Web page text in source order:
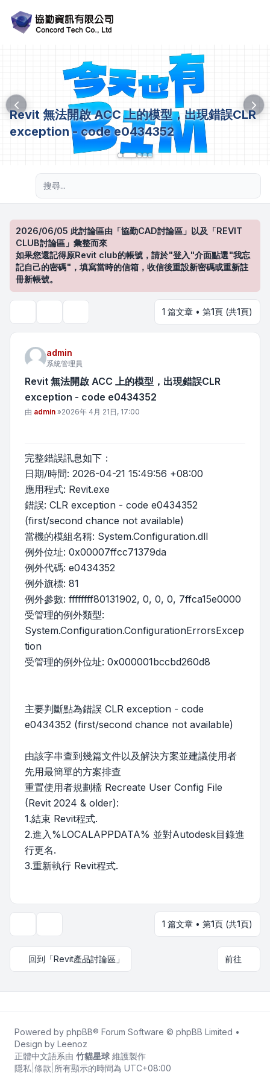
Revit 無法開啟 ACC 上的模型，出現錯誤CLR
exception - code e0434352
2026/06/05 此討論區由「協勤CAD討論區」以及「REVIT
CLUB討論區」彙整而來
如果您還記得原Revit club的帳號，請於"登入"介面點選"我忘
記自己的密碼"，填寫當時的信箱，收信後重設新密碼或重新註
冊新帳號。
1 篇文章 • 第1頁 (共1頁)
admin
系統管理員
Revit 無法開啟 ACC 上的模型，出現錯誤CLR
exception - code e0434352
文章
由 admin »2026年 4月 21日, 17:00
完整錯誤訊息如下：
日期/時間: 2026-04-21 15:49:56 +08:00
應用程式: Revit.exe
錯誤: CLR exception - code e0434352
(first/second chance not available)
當機的模組名稱: System.Configuration.dll
例外位址: 0x00007ffcc71379da
例外代碼: e0434352
例外旗標: 81
例外參數: ffffffff80131902, 0, 0, 0, 7ffca15e0000
受管理的例外類型:
System.Configuration.ConfigurationErrorsExcep
tion
受管理的例外位址: 0x000001bccbd260d8
主要判斷點為錯誤 CLR exception - code
e0434352 (first/second chance not available)
由該字串查到幾篇文件以及解決方案並建議使用者
先用最簡單的方案排查
重置使用者規劃檔 Recreate User Config File
(Revit 2024 & older):
1.結束 Revit程式.
2.進入%LOCALAPPDATA% 並對Autodesk目錄進
行更名.
3.重新執行 Revit程式.
1 篇文章 • 第1頁 (共1頁)
回到「Revit產品討論區」 前往
Powered by phpBB® Forum Software © phpBB Limited •
Design by Leenoz
正體中文語系由 竹貓星球 維護製作
隱私 條款 所有顯示的時間為 UTC+08:00